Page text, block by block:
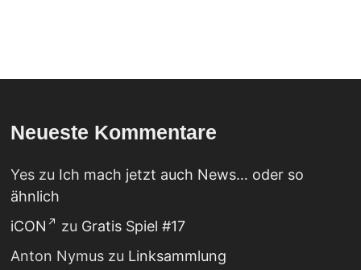
Neueste Kommentare
Yeszu Ich mach jetzt auch News… oder so
ähnlich
iCON
zu Gratis Spiel #17
Anton Nymuszu Linksammlung